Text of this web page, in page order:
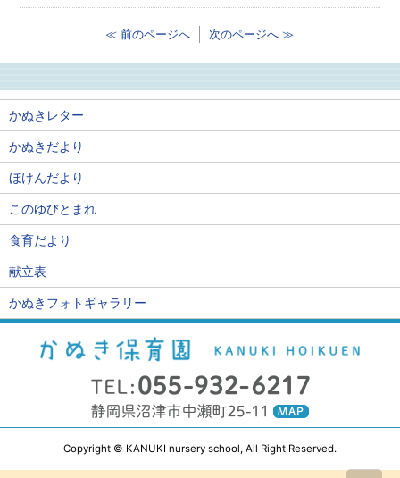
≪ 前のページへ 次のページへ ≫
かぬきレター
かぬきだより
ほけんだより
このゆびとまれ
食育だより
献立表
かぬきフォトギャラリー
Copyright © KANUKI nursery school, All Right Reserved.